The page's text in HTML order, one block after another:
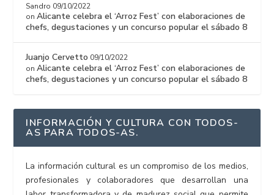
Sandro 09/10/2022
onAlicante celebra el ‘Arroz Fest’ con elaboraciones de
chefs, degustaciones y un concurso popular el sábado 8
Juanjo Cervetto 09/10/2022
onAlicante celebra el ‘Arroz Fest’ con elaboraciones de
chefs, degustaciones y un concurso popular el sábado 8
INFORMACIÓN Y CULTURA CON TODOS-
AS PARA TODOS-AS.
La información cultural es un compromiso de los medios,
profesionales y colaboradores que desarrollan una